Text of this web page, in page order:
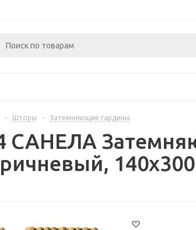
- Шторы - Затемняющие гардины
САНЕЛА